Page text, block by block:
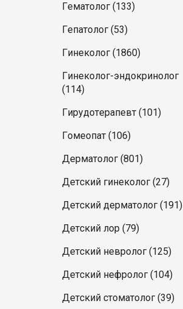
Гематолог (133)
Гепатолог (53)
Гинеколог (1860)
Гинеколог-эндокринолог
(114)
Гирудотерапевт (101)
Гомеопат (106)
Дерматолог (801)
Детский гинеколог (27)
Детский дерматолог (191)
Детский лор (79)
Детский невролог (125)
Детский нефролог (104)
Детский стоматолог (39)